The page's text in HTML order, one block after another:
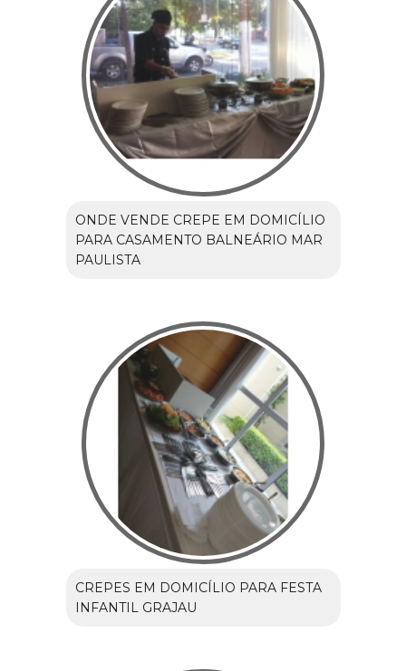
ONDE VENDE CREPE EM DOMICÍLIO
PARA CASAMENTO BALNEÁRIO MAR
PAULISTA
CREPES EM DOMICÍLIO PARA FESTA
INFANTIL GRAJAU